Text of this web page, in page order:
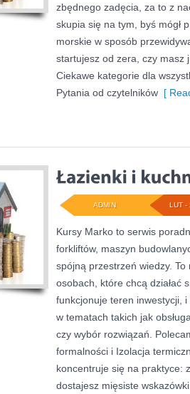
zbędnego zadęcia, za to z
skupia się na tym, byś mógł
morskie w sposób
startujesz od zera, czy masz
Ciekawe kategorie dla
Pytania od czytelników [
LUT -
ADMIN
Kursy Marko to serwis
forkliftów, maszyn
spójną przestrzeń wiedzy.
osobach, które chcą działać
funkcjonuje teren inwestycji,
w tematach takich jak
czy wybór rozwiązań.
formalności i Izolacja
koncentruje się na praktyce:
dostajesz mięsiste